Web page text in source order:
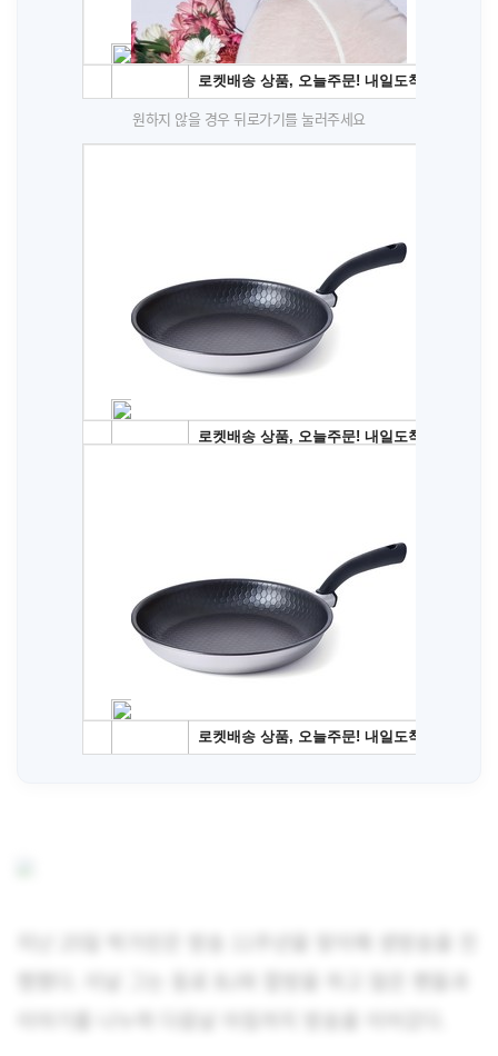
원하지 않을 경우 뒤로가기를 눌러주세요